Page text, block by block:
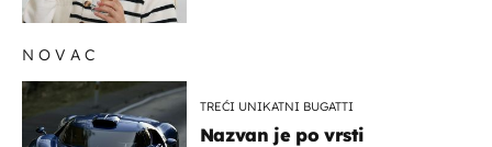
NOVAC
TREĆI UNIKATNI BUGATTI
Nazvan je po vrsti